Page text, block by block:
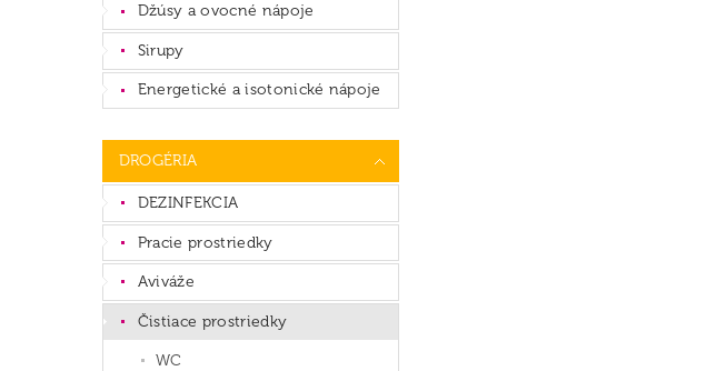
Džúsy a ovocné nápoje
Sirupy
Energetické a isotonické nápoje
DROGÉRIA
DEZINFEKCIA
Pracie prostriedky
Aviváže
Čistiace prostriedky
WC